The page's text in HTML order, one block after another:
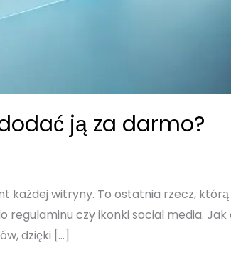
ją za darmo?
witryny. To ostatnia rzecz,
czy ikonki social media.
dzięki […]